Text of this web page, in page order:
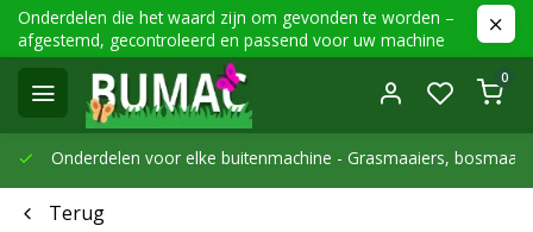
Onderdelen die het waard zijn om gevonden te worden –
afgestemd, gecontroleerd en passend voor uw machine
0
Onderdelen voor elke buitenmachine - Grasmaaiers,
Terug